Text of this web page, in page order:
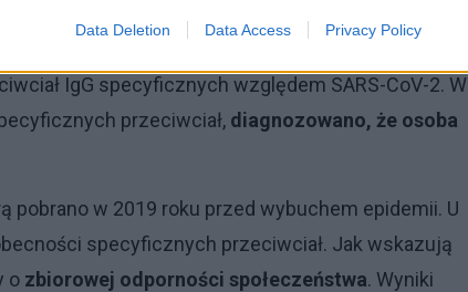
Data Deletion Data Access Privacy Policy
żadnych niepokojących objawów ze strony
kierunku zakażenia SARS-CoV-2. We krwi
IgG specyficznych względem SARS-CoV-2. W
przeciwciał, diagnozowano, że osoba
pobrano w 2019 roku przed wybuchem epidemii. U
specyficznych przeciwciał. Jak wskazują
o zbiorowej odporności społeczeństwa. Wyniki